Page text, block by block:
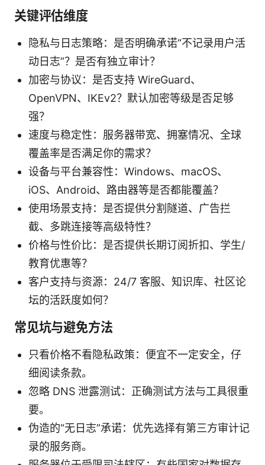
关键评估维度
隐私与日志策略：是否明确承诺“不记录用户活
动日志”？是否有独立审计？
加密与协议：是否支持 WireGuard、
OpenVPN、IKEv2？默认加密等级是否足够
强？
速度与稳定性：服务器带宽、拥塞情况、全球
覆盖率是否满足你的需求？
设备与平台兼容性：Windows、macOS、
iOS、Android、路由器等是否都能覆盖？
使用场景支持：是否提供分割隧道、广告拦
截、多跳连接等高级特性？
价格与性价比：是否提供长期订阅折扣、学生/
教育优惠等？
客户支持与资源：24/7 客服、知识库、社区论
坛的活跃度如何？
常见坑与避免方法
只看价格不看隐私政策：便宜不一定安全，仔
细阅读条款。
忽略 DNS 泄露测试：正确测试方法与工具很重
要。
伪造的“无日志”承诺：优先选择有第三方审计记
录的服务商。